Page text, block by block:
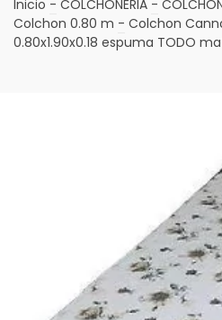
Inicio - COLCHONERIA -
Colchon 0.80 m - Colchon
0.80x1.90x0.18 espuma TODO